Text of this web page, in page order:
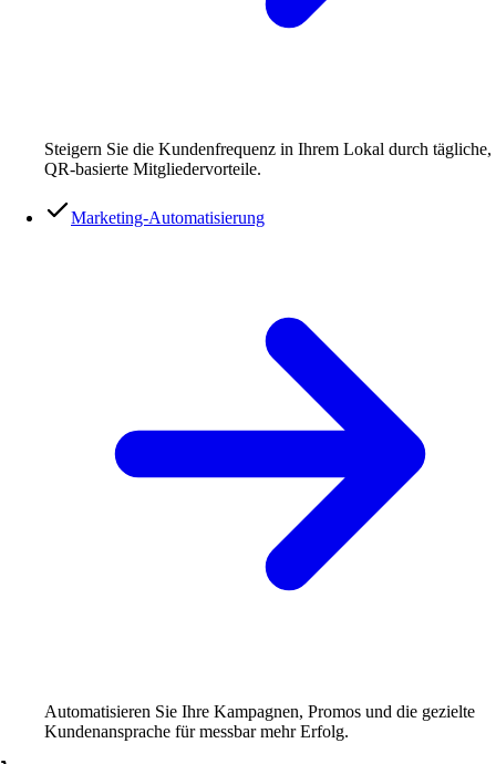
Steigern Sie die Kundenfrequenz in Ihrem Lokal durch tägliche,
QR-basierte Mitgliedervorteile.
Marketing-Automatisierung
Automatisieren Sie Ihre Kampagnen, Promos und die gezielte
Kundenansprache für messbar mehr Erfolg.